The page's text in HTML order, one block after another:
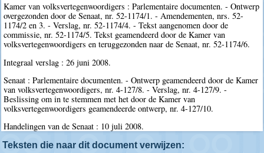
Kamer van volksvertegenwoordigers : Parlementaire documenten. - Ontwerp
overgezonden door de Senaat, nr. 52-1174/1. - Amendementen, nrs. 52-
1174/2 en 3. - Verslag, nr. 52-1174/4. - Tekst aangenomen door de
commissie, nr. 52-1174/5. Tekst geamendeerd door de Kamer van
volksvertegenwoordigers en teruggezonden naar de Senaat, nr. 52-1174/6.
Integraal verslag : 26 juni 2008.
Senaat : Parlementaire documenten. - Ontwerp geamendeerd door de Kamer
van volksvertegenwoordigers, nr. 4-127/8. - Verslag, nr. 4-127/9. -
Beslissing om in te stemmen met het door de Kamer van
volksvertegenwoordigers geamendeerde ontwerp, nr. 4-127/10.
Handelingen van de Senaat : 10 juli 2008.
Teksten die naar dit document verwijzen: